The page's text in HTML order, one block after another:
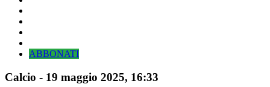
ABBONATI
Calcio - 19 maggio 2025, 16:33